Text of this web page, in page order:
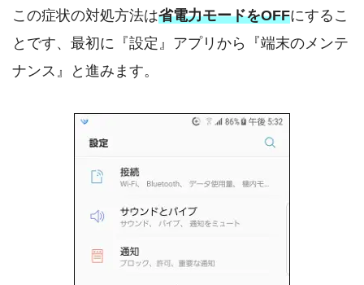
この症状の対処方法は省電力モードをOFFにするこ
とです、最初に『設定』アプリから『端末のメンテ
ナンス』と進みます。